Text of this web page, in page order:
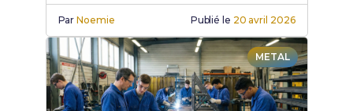
chaudronnerie industrielle.
ParNoemie Publié le 20 avril 2026
METAL